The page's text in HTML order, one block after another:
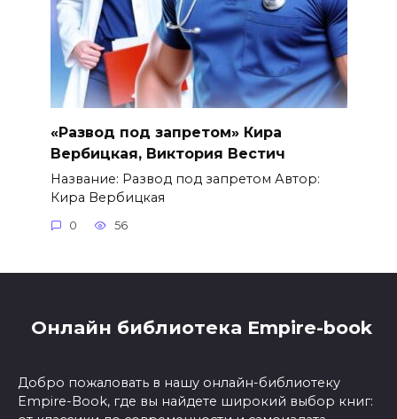
«Развод под запретом» Кира
Вербицкая, Виктория Вестич
Название: Развод под запретом Автор:
Кира Вербицкая
0 56
Онлайн библиотека Empire-book
Добро пожаловать в нашу онлайн-библиотеку
Empire-Book, где вы найдете широкий выбор книг: